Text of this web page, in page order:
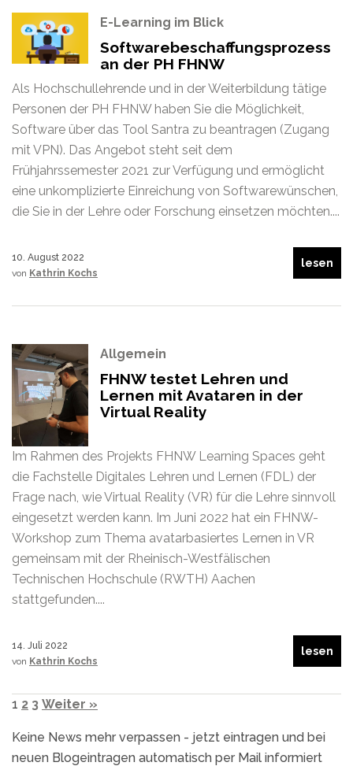
E-Learning im Blick
Softwarebeschaffungsprozess
an der PH FHNW
Als Hochschullehrende und in der Weiterbildung tätige
Personen der PH FHNW haben Sie die Möglichkeit,
Software über das Tool Santra zu beantragen (Zugang
mit VPN). Das Angebot steht seit dem
Frühjahrssemester 2021 zur Verfügung und ermöglicht
eine unkomplizierte Einreichung von Softwarewünschen,
die Sie in der Lehre oder Forschung einsetzen möchten....
10. August 2022
von Kathrin Kochs
lesen
Allgemein
FHNW testet Lehren und
Lernen mit Avataren in der
Virtual Reality
Im Rahmen des Projekts FHNW Learning Spaces geht
die Fachstelle Digitales Lehren und Lernen (FDL) der
Frage nach, wie Virtual Reality (VR) für die Lehre sinnvoll
eingesetzt werden kann. Im Juni 2022 hat ein FHNW-
Workshop zum Thema avatarbasiertes Lernen in VR
gemeinsam mit der Rheinisch-Westfälischen
Technischen Hochschule (RWTH) Aachen
stattgefunden....
14. Juli 2022
von Kathrin Kochs
lesen
1 2 3 Weiter »
Keine News mehr verpassen - jetzt eintragen und bei
neuen Blogeintragen automatisch per Mail informiert